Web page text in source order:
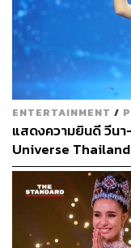
และวันนี้ได้มีหมายข่
ครั้งแรกของ เฌอเ
เร็ววิโรจน์ ในวันพรุ่
คาดการณ์ว่าจะเกี่ย
ต้องติดตามกันต่อไปว่
อื่นใดแล้ว ผู้ติดตาม
ขึ้นและฟังความให้ค
ผิดหรือถูก
สำหรับประเด็นที่เกิ
เลี้ยงนางงาม’ เป็น
ช่วยดูแล วางกลยุทธ์
และ ‘บุคคลในสปอ
ENTERTAINMENT /
แสดงความยินดี วีนา
Universe